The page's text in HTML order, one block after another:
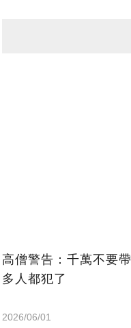
高僧警告：千萬不要
多人都犯了
2026/06/01